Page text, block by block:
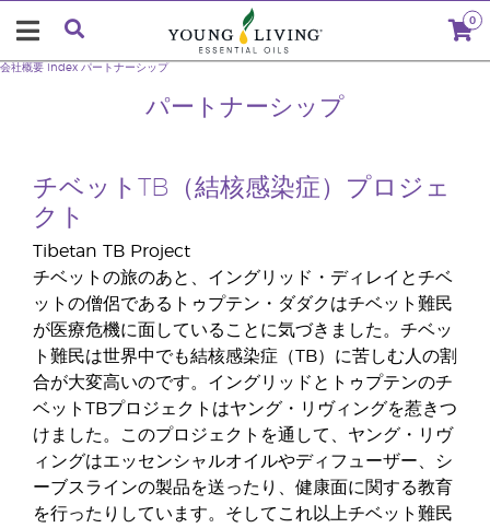
0
パートナーシップ
会社概要 index パートナーシップ
チベットTB（結核感染症）プロジェ
クト
Tibetan TB Project
チベットの旅のあと、イングリッド・ディレイとチベ
ットの僧侶であるトゥプテン・ダダクはチベット難民
が医療危機に面していることに気づきました。チベッ
ト難民は世界中でも結核感染症（TB）に苦しむ人の割
合が大変高いのです。イングリッドとトゥプテンのチ
ベットTBプロジェクトはヤング・リヴィングを惹きつ
けました。このプロジェクトを通して、ヤング・リヴ
ィングはエッセンシャルオイルやディフューザー、シ
ーブスラインの製品を送ったり、健康面に関する教育
を行ったりしています。そしてこれ以上チベット難民